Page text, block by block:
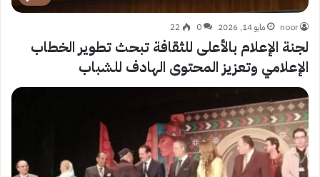
noor مايو 14, 2026 0
22
لجنة الإعلام بالأعلى للثقافة تبحث تطوير الخطاب
الإعلامي وتعزيز المحتوى الهادف للشباب